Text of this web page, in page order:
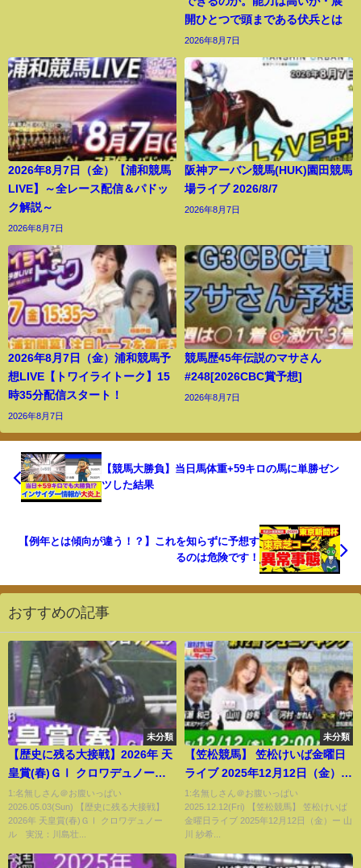
開ひとつで頭まである伏兵とは
2026年8月7日
2026年8月7日（金）【浦和競馬
LIVE】～全レース配信＆パドッ
ク解説～
2026年8月7日
阪神アーバン競馬(HUK)園田競馬
場ライブ 2026/8/7
2026年8月7日
2026年8月7日（金）浦和競馬予
想LIVE【トワイライトーク】15
時35分配信スタート！
2026年8月7日
競馬歴45年伝説のマサさん
#248[2026CBC賞予想]
2026年8月7日
【競馬大勝負】当日馬体重+59キロの馬に単勝ゼン
ツした結果
【例年とは傾向が違う！？】これを知らずに予想す
るのは危険です！
おすすめの記事
未分類
【歴史に残る大接戦】2026年 天
皇賞(春)ＧⅠ クロワデュノー
ル 実況：川島壮雄 【カンテレ
公式】
1:名無しさん＠お腹いっぱい
2026.05.03(Sun) 【歴史に残る大接戦】
2026年 天皇賞(春)ＧⅠ クロワデュノー
ル 実況：川島壮...
未分類
【笠松競馬】 笠松けいば金曜日
ライブ 2025年12月12日（金）ー
山川 紗希（dela）／河村 かれん
（dela）／百瀬 和己（競馬実況
アナ）／竹中 嘉康（競馬エー
1:名無しさん＠お腹いっぱい
2025.12.12(Fri) 【笠松競馬】 笠松けいば
金曜日ライブ 2025年12月12日（金）ー 山
川 紗希...